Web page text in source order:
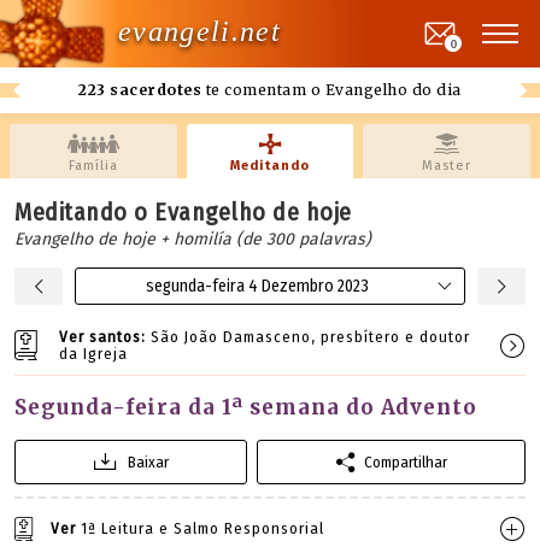
evangeli.net
223 sacerdotes te comentam o Evangelho do dia
0
Família Meditando Master
Meditando o Evangelho de hoje
Evangelho de hoje + homilía (de 300 palavras)
segunda-feira 4 Dezembro 2023
Ver santos: São João Damasceno, presbítero e doutor
da Igreja
Segunda-feira da 1ª semana do Advento
Baixar Compartilhar
Ver 1ª Leitura e Salmo Responsorial